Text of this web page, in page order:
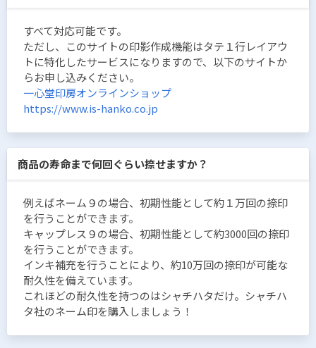
すべて対応可能です。
ただし、このサイトの印影作成機能はタテ１行レイアウ
トに特化したサービスになりますので、以下のサイトか
らお申し込みください。
一心堂印房オンラインショップ
https://www.is-hanko.co.jp
商品の寿命まで何回ぐらい捺せますか？
例えばネーム９の場合、初期性能として約１万回の捺印
を行うことができます。
キャップレス９の場合、初期性能として約3000回の捺印
を行うことができます。
インキ補充を行うことにより、約10万回の捺印が可能な
耐久性を備えています。
これほどの耐久性を持つのはシャチハタだけ。シャチハ
タ社のネーム印を購入しましょう！